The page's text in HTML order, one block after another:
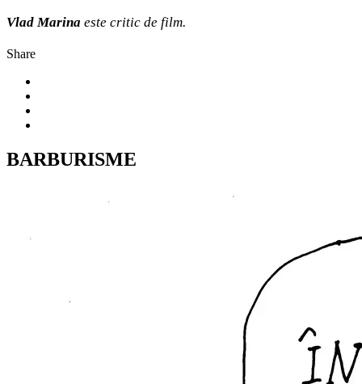
Vlad Marina este critic de film.
Share
BARBURISME